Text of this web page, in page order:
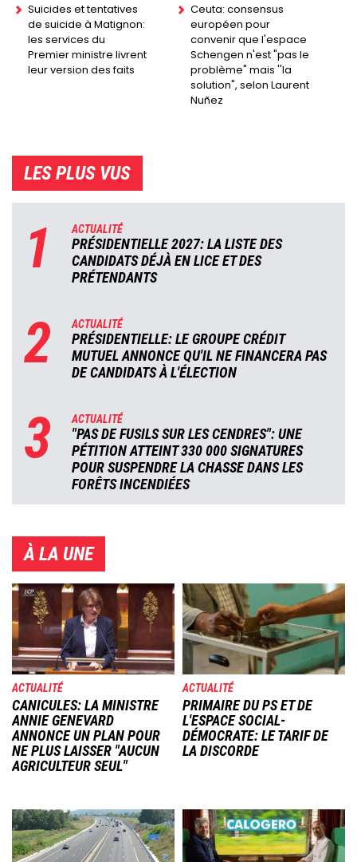
Suicides et tentatives
de suicide à Matignon:
les services du
Premier ministre livrent
leur version des faits
Ceuta: consensus
européen pour
convenir que l'espace
Schengen n'est "pas le
problème" mais ''la
solution", selon Laurent
Nuñez
LES PLUS VUS
1 ACTUALITÉ
PRÉSIDENTIELLE 2027: LA LISTE DES
CANDIDATS DÉJÀ EN LICE ET DES
PRÉTENDANTS
2 ACTUALITÉ
PRÉSIDENTIELLE: LE GROUPE CRÉDIT
MUTUEL ANNONCE QU'IL NE FINANCERA PAS
DE CANDIDATS À L'ÉLECTION
3 ACTUALITÉ
"PAS DE FUSILS SUR LES CENDRES": UNE
PÉTITION ATTEINT 330 000 SIGNATURES
POUR SUSPENDRE LA CHASSE DANS LES
FORÊTS INCENDIÉES
À LA UNE
Image
ACTUALITÉ
CANICULES: LA MINISTRE
ANNIE GENEVARD
ANNONCE UN PLAN POUR
NE PLUS LAISSER "AUCUN
AGRICULTEUR SEUL"
Image
ACTUALITÉ
PRIMAIRE DU PS ET DE
L'ESPACE SOCIAL-
DÉMOCRATE: LE TARIF DE
LA DISCORDE
Image Image